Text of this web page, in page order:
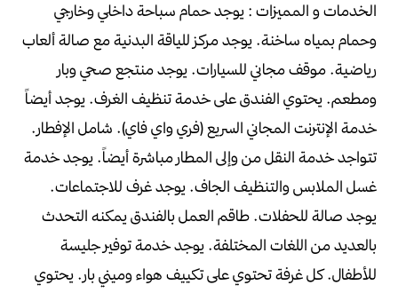
الخدمات و المميزات : يوجد حمام سباحة داخلي وخارجي
وحمام بمياه ساخنة. يوجد مركز للياقة البدنية مع صالة ألعاب
رياضية. موقف مجاني للسيارات. يوجد منتجع صحي وبار
ومطعم. يحتوي الفندق على خدمة تنظيف الغرف. يوجد أيضاً
خدمة الإنترنت المجاني السريع (فري واي فاي). شامل الإفطار.
تتواجد خدمة النقل من وإلى المطار مباشرة أيضاً. يوجد خدمة
غسل الملابس والتنظيف الجاف. يوجد غرف للاجتماعات.
يوجد صالة للحفلات. طاقم العمل بالفندق يمكنه التحدث
بالعديد من اللغات المختلفة. يوجد خدمة توفير جليسة
للأطفال. كل غرفة تحتوي على تكييف هواء وميني بار. يحتوي